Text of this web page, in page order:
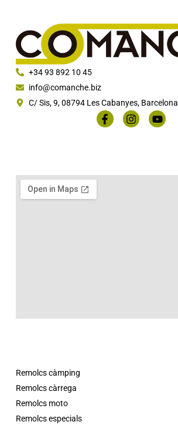
+34 93 892 10 45
info@comanche.biz
C/ Sis, 9, 08794 Les Cabanyes, Barcelona
Remolcs càmping
Remolcs càrrega
Remolcs moto
Remolcs especials